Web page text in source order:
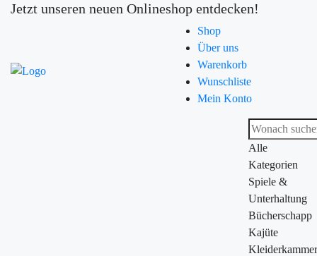
Jetzt unseren neuen Onlineshop entdecken!
Shop
Über uns
Warenkorb
Wunschliste
Mein Konto
Alle
Kategorien
Spiele &
Unterhaltung
Bücherschapp
Kajüte
Kleiderkammer